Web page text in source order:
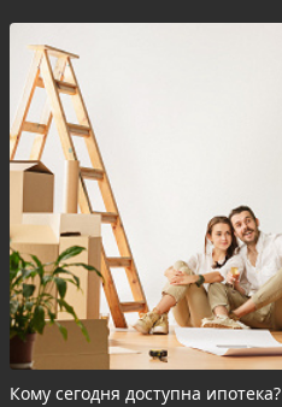
Кому сегодня доступна ипотека?